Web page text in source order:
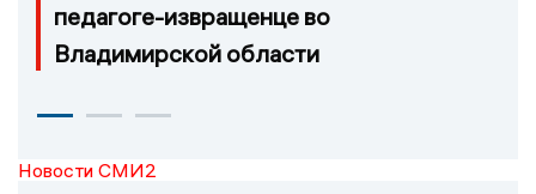
педагоге-извращенце во
Владимирской области
Новости СМИ2